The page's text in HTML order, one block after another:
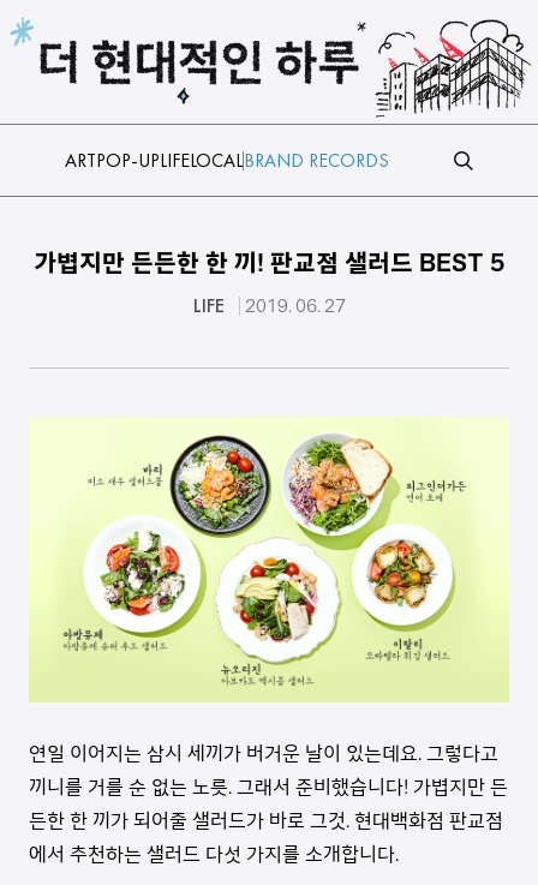
본문 바로가기
ARTPOP-UPLIFELOCALBRAND RECORDS
가볍지만 든든한 한 끼! 판교점 샐러드 BEST 5
LIFE 2019. 06. 27
연일 이어지는 삼시 세끼가 버거운 날이 있는데요. 그렇다고
끼니를 거를 순 없는 노릇. 그래서 준비했습니다! 가볍지만 든
든한 한 끼가 되어줄 샐러드가 바로 그것. 현대백화점 판교점
에서 추천하는 샐러드 다섯 가지를 소개합니다.